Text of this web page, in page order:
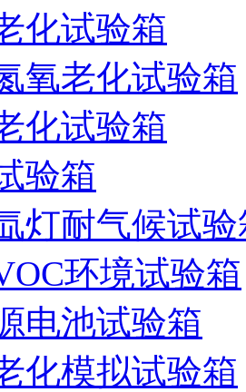
化试验箱
氧老化试验箱
化试验箱
验箱
灯耐气候试
环境试验箱
电池试验箱
化模拟试验箱